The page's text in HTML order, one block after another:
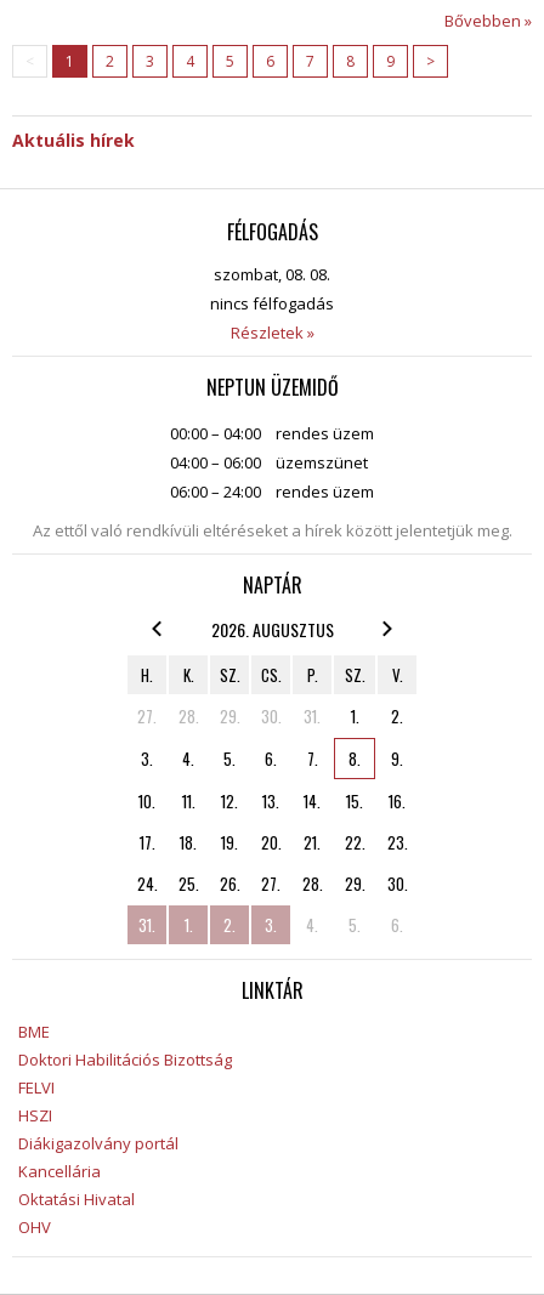
Bővebben »
< 1 2 3 4 5 6 7 8 9 >
Aktuális hírek
FÉLFOGADÁS
szombat, 08. 08.
nincs félfogadás
Részletek »
NEPTUN ÜZEMIDŐ
00:00 – 04:00
rendes üzem
04:00 – 06:00
üzemszünet
06:00 – 24:00
rendes üzem
Az ettől való rendkívüli eltéréseket a hírek között jelentetjük meg.
NAPTÁR
2026. AUGUSZTUS
H. K. SZ. CS. P. SZ.
V.
27.
28. 29. 30. 31. 1.
2.
3.
4. 5. 6. 7. 8.
9.
10.
11. 12. 13. 14. 15.
16.
17.
18. 19. 20. 21. 22.
23.
24.
25. 26. 27. 28. 29.
30.
31.
1. 2. 3. 4. 5. 6.
LINKTÁR
BME
Doktori Habilitációs Bizottság
FELVI
HSZI
Diákigazolvány portál
Kancellária
Oktatási Hivatal
OHV